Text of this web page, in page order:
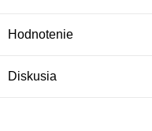
Hodnotenie
Diskusia